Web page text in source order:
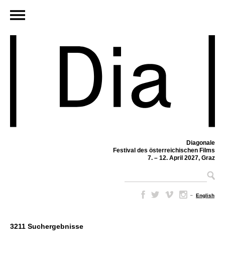
Diagonale
Festival des österreichischen Films
7. – 12. April 2027, Graz
– English
3211 Suchergebnisse